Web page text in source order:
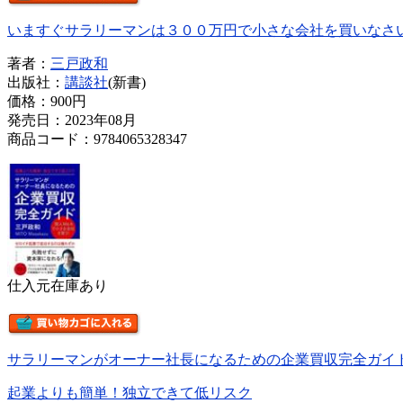
いますぐサラリーマンは３００万円で小さな会社を買いなさ
著者： 三戸政和
出版社： 講談社(新書)
価格： 900円
発売日：2023年08月
商品コード：9784065328347
仕入元在庫あり
サラリーマンがオーナー社長になるための企業買収完全ガイ
起業よりも簡単！独立できて低リスク